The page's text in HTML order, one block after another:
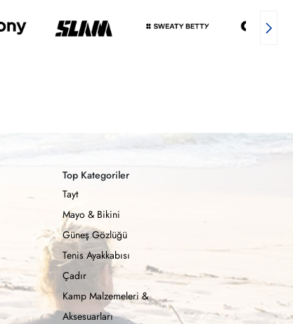
Top Kategoriler
Tayt
Mayo & Bikini
Güneş Gözlüğü
Tenis Ayakkabısı
Çadır
Kamp Malzemeleri &
Aksesuarları